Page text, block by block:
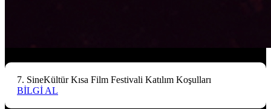
7. SineKültür Kısa Film Festivali Katılım Koşulları
BİLGİ AL